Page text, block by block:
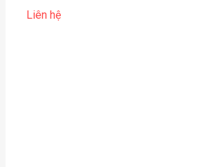
Liên hệ